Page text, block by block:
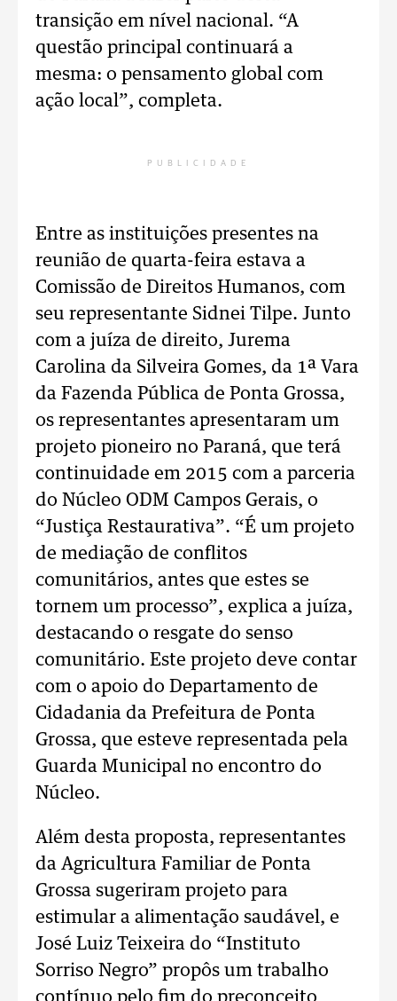
transição em nível nacional. “A
questão principal continuará a
mesma: o pensamento global com
ação local”, completa.
PUBLICIDADE
Entre as instituições presentes na
reunião de quarta-feira estava a
Comissão de Direitos Humanos, com
seu representante Sidnei Tilpe. Junto
com a juíza de direito, Jurema
Carolina da Silveira Gomes, da 1ª Vara
da Fazenda Pública de Ponta Grossa,
os representantes apresentaram um
projeto pioneiro no Paraná, que terá
continuidade em 2015 com a parceria
do Núcleo ODM Campos Gerais, o
“Justiça Restaurativa”. “É um projeto
de mediação de conflitos
comunitários, antes que estes se
tornem um processo”, explica a juíza,
destacando o resgate do senso
comunitário. Este projeto deve contar
com o apoio do Departamento de
Cidadania da Prefeitura de Ponta
Grossa, que esteve representada pela
Guarda Municipal no encontro do
Núcleo.
Além desta proposta, representantes
da Agricultura Familiar de Ponta
Grossa sugeriram projeto para
estimular a alimentação saudável, e
José Luiz Teixeira do “Instituto
Sorriso Negro” propôs um trabalho
contínuo pelo fim do preconceito